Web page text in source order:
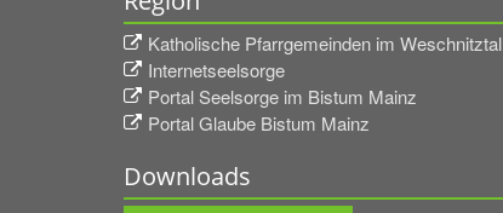
Katholische Pfarrgemeinden im Weschnitztal
Internetseelsorge
Portal Seelsorge im Bistum Mainz
Portal Glaube Bistum Mainz
Downloads